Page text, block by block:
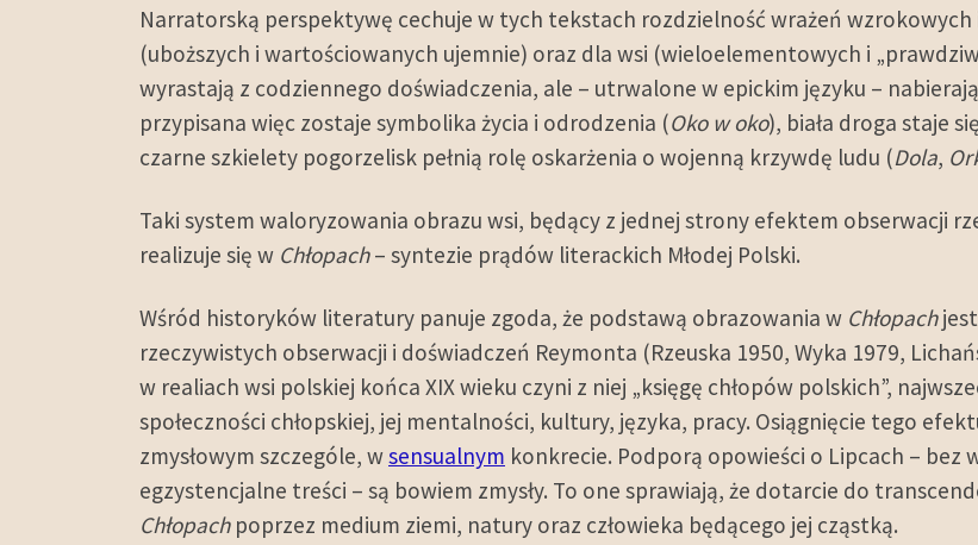
Narratorską perspektywę cechuje w tych tekstach rozdzielność wrażeń
(uboższych i wartościowanych ujemnie) oraz dla wsi (wieloelementowych i
wyrastają z codziennego doświadczenia, ale – utrwalone w epickim języku – nabierają
przypisana więc zostaje symbolika życia i odrodzenia (Oko w oko), biała droga staje
czarne szkielety pogorzelisk pełnią rolę oskarżenia o wojenną krzywdę ludu (Dola,
Taki system waloryzowania obrazu wsi, będący z jednej strony efektem obserwacji
realizuje się w Chłopach– syntezie prądów literackich Młodej Polski.
Wśród historyków literatury panuje zgoda, że podstawą obrazowania w Chłopach
rzeczywistych obserwacji i doświadczeń Reymonta (Rzeuska 1950, Wyka 1979,
w realiach wsi polskiej końca XIX wieku czyni z niej „księgę chłopów polskich”,
społeczności chłopskiej, jej mentalności, kultury, języka, pracy. Osiągnięcie tego
zmysłowym szczególe, wsensualnym konkrecie. Podporą opowieści o Lipcach –
egzystencjalne treści – są bowiem zmysły. To one sprawiają, że dotarcie do
Chłopach poprzez medium ziemi, natury oraz człowieka będącego jej cząstką.